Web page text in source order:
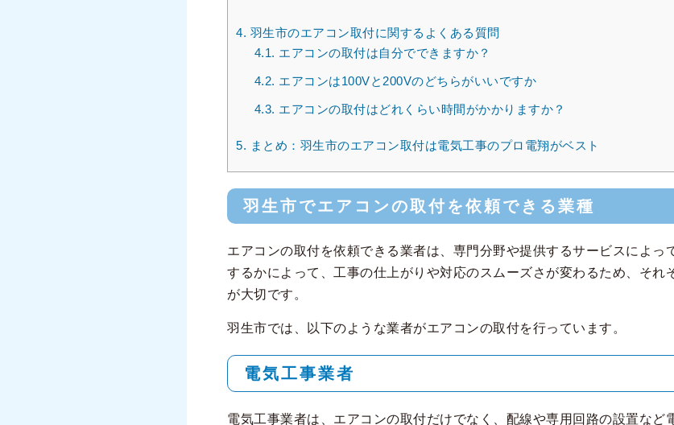
4. 羽生市のエアコン取付に関するよくある質問
4.1. エアコンの取付は自分でできますか？
4.2. エアコンは100Vと200Vのどちらがいいですか
4.3. エアコンの取付はどれくらい時間がかかりますか？
5. まとめ：羽生市のエアコン取付は電気工事のプロ電翔がベスト
羽生市でエアコンの取付を依頼できる業種
エアコンの取付を依頼できる業者は、専門分野や提供するサービスによっ
するかによって、工事の仕上がりや対応のスムーズさが変わるため、それ
が大切です。
羽生市では、以下のような業者がエアコンの取付を行っています。
電気工事業者
電気工事業者は、エアコンの取付だけでなく、配線や専用回路の設置など